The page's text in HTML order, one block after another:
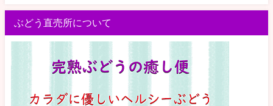
ぶどう直売所について